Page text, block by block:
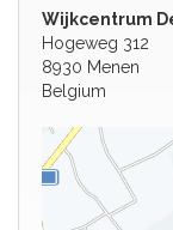
Wijkcentrum
Hogeweg 312
8930 Menen
Belgium